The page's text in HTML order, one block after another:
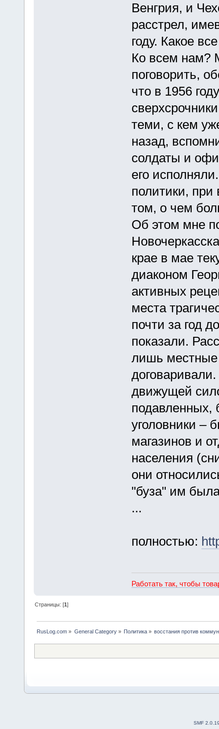
Венгрия, и
расстрел,
году. Какое
Ко всем нам?
поговорить,
что в 1956
теми, с кем
назад,
солдаты и
его
политики, при
том, о чем
Об этом мне
крае в мае
диаконом
активных
места
почти за год
показали.
лишь местные
движущей
подавленных,
уголовники –
магазинов и
населения
они
"буза" им
...
полностью:
Работать так, чтобы
Страницы: [1]
RusLog.com » General Category» Политика» восстания против
SMF